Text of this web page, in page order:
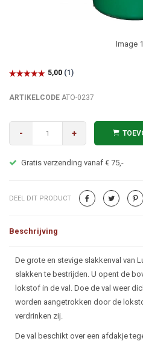
Image 1
ARTIKELCODE ATO-0237
- +
Gratis verzending vanaf € 75,-
DEEL DIT PRODUCT
Beschrijving
Beschrijving
De grote en stevige slakkenval van
slakken te bestrijden. U opent de
lokstof in de val. Doe de val weer
worden aangetrokken door de
verdrinken zij.
De val beschikt over een afdakje